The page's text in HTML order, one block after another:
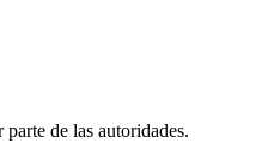
de las autoridades.